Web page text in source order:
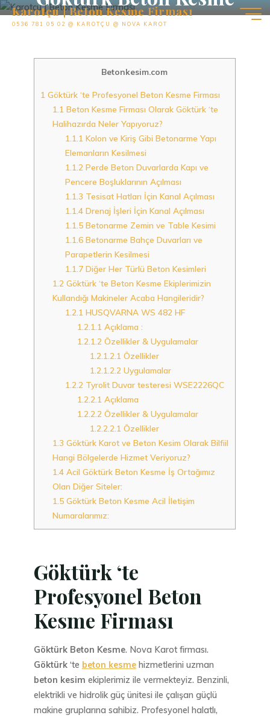
İçeriğe
geç
Karotçu | Beton Kesme Firması
0536 781 05 02 @ KAROTÇU @ NOVA KAROT
#05367810502#
Betonkesim.com
1 Göktürk ‘te Profesyonel Beton Kesme Firması
1.1 Beton Kesme Firması Olarak Göktürk ‘te
Halihazırda Neler Yapıyoruz?
1.1.1 Kolon ve Kiriş Gibi Betonarme Yapı
Elemanların Kesilmesi
1.1.2 Perde Beton Duvarlarda Kapı ve
Pencere Boşluklarının Açılması
1.1.3 Tesisat Hatları İçin Kanal Açılması
1.1.4 Drenaj İşleri İçin Kanal Açılması
1.1.5 Betonarme Zemin ve Table Kesimi
1.1.6 Betonarme Bahçe Duvarları ve
Parapetlerin Kesilmesi
1.1.7 Diğer Her Türlü Beton Kesimleri
1.2 Göktürk ‘te Beton Kesme Ekiplerimizin
Kullandığı Makineler Acaba Hangileridir?
1.2.1 HUSQVARNA WS 482 HF
1.2.1.1 Açıklama :
1.2.1.2 Özellikler & Uygulamalar
1.2.1.2.1 Özellikler
1.2.1.2.2 Uygulamalar
1.2.2 Tyrolit Duvar testeresi WSE2226QC
1.2.2.1 Açıklama
1.2.2.2 Özellikler & Uygulamalar
1.2.2.2.1 Özellikler
1.3 Göktürk Karot ve Beton Kesim Olarak Bilfiil
Hangi Bölgelerde Hizmet Veriyoruz?
1.4 Acil Göktürk Beton Kesme İş Ortağımız
Olan Diğer Siteler:
1.5 Göktürk Beton Kesme Acil İletişim
Numaralarımız:
Göktürk ‘te
Profesyonel Beton
Kesme Firması
Göktürk Beton Kesme. Nova Karot firması.
Göktürk‘te beton kesme hizmetlerini uzman
beton kesimekiplerimiz ile vermekteyiz. Benzinli,
elektrikli ve hidrolik güç ünitesi ile çalışan güçlü
makine gruplarına sahibiz. Profesyonel halatlı,